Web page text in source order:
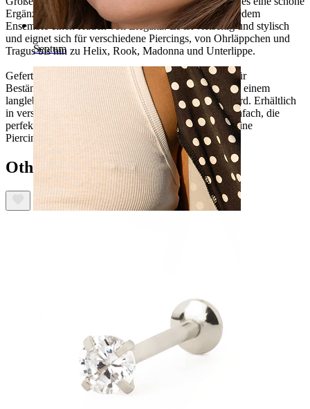
Septum
Ergänzung zu deiner Ohrschmuckreihe und verleiht jedem
Ensemble einen Hauch von Eleganz. Es ist vielseitig und stylisch
und eignet sich für verschiedene Piercings, von Ohrläppchen und
Tragus bis hin zu Helix, Rook, Madonna und Unterlippe.
Gefertigt aus hypoallergenem Titan, ist dieses Stück für
Beständigkeit und Komfort entworfen, wodurch es zu einem
langlebigen Bestandteil deiner Schmucksammlung wird. Erhältlich
in verschiedenen Längen und Ausführungen, ist es einfach, die
perfekte Passform für deinen einzigartigen Stil und deine
Piercingbedürfnisse zu finden.
Others also bought